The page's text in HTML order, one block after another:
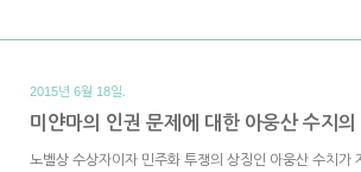
2015년 6월 18일.
미얀마의 인권 문제에 대한 아웅산 수지의
노벨상 수상자이자 민주화 투쟁의 상징인 아웅산 수치가